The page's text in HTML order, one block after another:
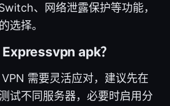
、网络泄露保护等功能，
选择。
apk？
需要灵活应对，建议先在
试不同服务器，必要时启用分